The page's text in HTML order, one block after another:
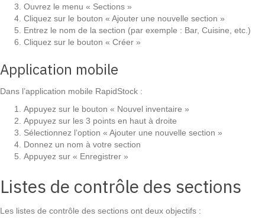
Ouvrez le menu « Sections »
Cliquez sur le bouton « Ajouter une nouvelle section »
Entrez le nom de la section (par exemple : Bar, Cuisine, etc.)
Cliquez sur le bouton « Créer »
Application mobile
Dans l’application mobile RapidStock :
Appuyez sur le bouton « Nouvel inventaire »
Appuyez sur les 3 points en haut à droite
Sélectionnez l’option « Ajouter une nouvelle section »
Donnez un nom à votre section
Appuyez sur « Enregistrer »
Listes de contrôle des sections
Les listes de contrôle des sections ont deux objectifs :